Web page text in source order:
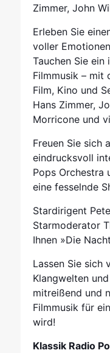
Zimmer, John
Erleben Sie
voller
Tauchen Sie ein
Filmmusik – mit
Film, Kino und
Hans Zimmer,
Morricone und
Freuen Sie sich
eindrucksvoll
Pops Orchestra
eine fesselnde
Stardirigent
Starmoderator
Ihnen »Die
Lassen Sie sich
Klangwelten
mitreißend und
Filmmusik für
wird!
Klassik Radio